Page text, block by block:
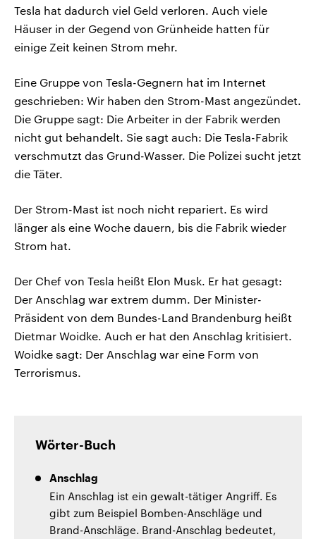
Tesla hat dadurch viel Geld verloren. Auch viele
Häuser in der Gegend von Grünheide hatten für
einige Zeit keinen Strom mehr.
Eine Gruppe von Tesla-Gegnern hat im Internet
geschrieben: Wir haben den Strom-Mast angezündet.
Die Gruppe sagt: Die Arbeiter in der Fabrik werden
nicht gut behandelt. Sie sagt auch: Die Tesla-Fabrik
verschmutzt das Grund-Wasser. Die Polizei sucht jetzt
die Täter.
Der Strom-Mast ist noch nicht repariert. Es wird
länger als eine Woche dauern, bis die Fabrik wieder
Strom hat.
Der Chef von Tesla heißt Elon Musk. Er hat gesagt:
Der Anschlag war extrem dumm. Der Minister-
Präsident von dem Bundes-Land Brandenburg heißt
Dietmar Woidke. Auch er hat den Anschlag kritisiert.
Woidke sagt: Der Anschlag war eine Form von
Terrorismus.
Wörter-Buch
Anschlag
Ein Anschlag ist ein gewalt-tätiger Angriff. Es
gibt zum Beispiel Bomben-Anschläge und
Brand-Anschläge. Brand-Anschlag bedeutet,